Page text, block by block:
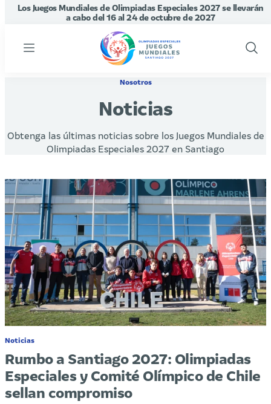
Los Juegos Mundiales de Olimpiadas Especiales 2027 se llevarán
a cabo del 16 al 24 de octubre de 2027
Menu
Show
Nosotros
Noticias
Obtenga las últimas noticias sobre los Juegos Mundiales de
Olimpiadas Especiales 2027 en Santiago
Noticias
Rumbo a Santiago 2027: Olimpiadas
Especiales y Comité Olímpico de Chile
sellan compromiso